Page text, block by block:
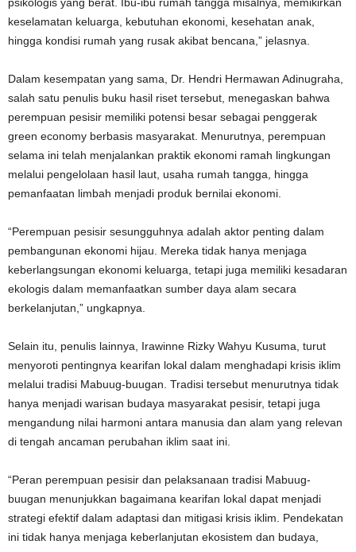
keselamatan keluarga, kebutuhan ekonomi, kesehatan anak,
hingga kondisi rumah yang rusak akibat bencana,” jelasnya.
Dalam kesempatan yang sama, Dr. Hendri Hermawan Adinugraha,
salah satu penulis buku hasil riset tersebut, menegaskan bahwa
perempuan pesisir memiliki potensi besar sebagai penggerak
green economy berbasis masyarakat. Menurutnya, perempuan
selama ini telah menjalankan praktik ekonomi ramah lingkungan
melalui pengelolaan hasil laut, usaha rumah tangga, hingga
pemanfaatan limbah menjadi produk bernilai ekonomi.
“Perempuan pesisir sesungguhnya adalah aktor penting dalam
pembangunan ekonomi hijau. Mereka tidak hanya menjaga
keberlangsungan ekonomi keluarga, tetapi juga memiliki kesadaran
ekologis dalam memanfaatkan sumber daya alam secara
berkelanjutan,” ungkapnya.
Selain itu, penulis lainnya, Irawinne Rizky Wahyu Kusuma, turut
menyoroti pentingnya kearifan lokal dalam menghadapi krisis iklim
melalui tradisi Mabuug-buugan. Tradisi tersebut menurutnya tidak
hanya menjadi warisan budaya masyarakat pesisir, tetapi juga
mengandung nilai harmoni antara manusia dan alam yang relevan
di tengah ancaman perubahan iklim saat ini.
“Peran perempuan pesisir dan pelaksanaan tradisi Mabuug-
buugan menunjukkan bagaimana kearifan lokal dapat menjadi
strategi efektif dalam adaptasi dan mitigasi krisis iklim. Pendekatan
ini tidak hanya menjaga keberlanjutan ekosistem dan budaya,